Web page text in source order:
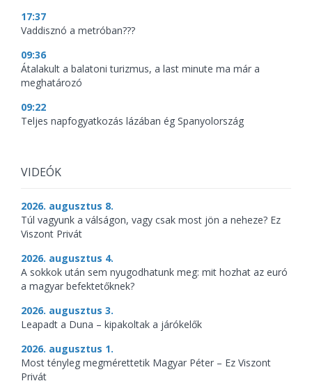
17:37
Vaddisznó a metróban???
09:36
Átalakult a balatoni turizmus, a last minute ma már a
meghatározó
09:22
Teljes napfogyatkozás lázában ég Spanyolország
VIDEÓK
2026. augusztus 8.
Túl vagyunk a válságon, vagy csak most jön a neheze? Ez
Viszont Privát
2026. augusztus 4.
A sokkok után sem nyugodhatunk meg: mit hozhat az euró
a magyar befektetőknek?
2026. augusztus 3.
Leapadt a Duna – kipakoltak a járókelők
2026. augusztus 1.
Most tényleg megmérettetik Magyar Péter – Ez Viszont
Privát